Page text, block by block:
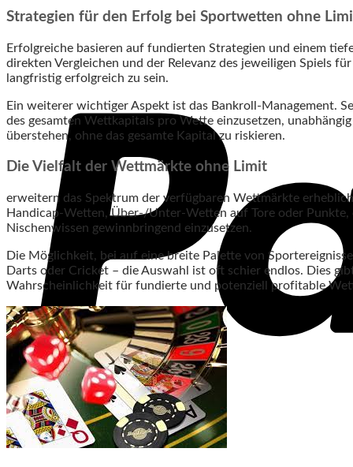
Strategien für den Erfolg bei Sportwetten ohne
Erfolgreiche basieren auf fundierten Strategien und einem
direkten Vergleichen und der Relevanz des jeweiligen Spiels
langfristig erfolgreich zu sein.
Ein weiterer wichtiger Aspekt ist das Bankroll-Management.
des gesamten Wettkapitals pro Wette einzusetzen,
überstehen, ohne das gesamte Kapital zu riskieren.
Die Vielfalt der Wettmärkte ohne Limit
erweitern das Spektrum der verfügbaren Wettmärkte
Handicap-Wetten, Über-/Unter-Wetten auf Tore oder Punkte,
Nischenwissen gewinnbringend einzusetzen.
Die Möglichkeit, bei auf eine breite Palette von
Darts oder Cricket – die Auswahl ist oft schier endlos. Dies
Wahrscheinlichkeit für fundierte und potenziell profitable